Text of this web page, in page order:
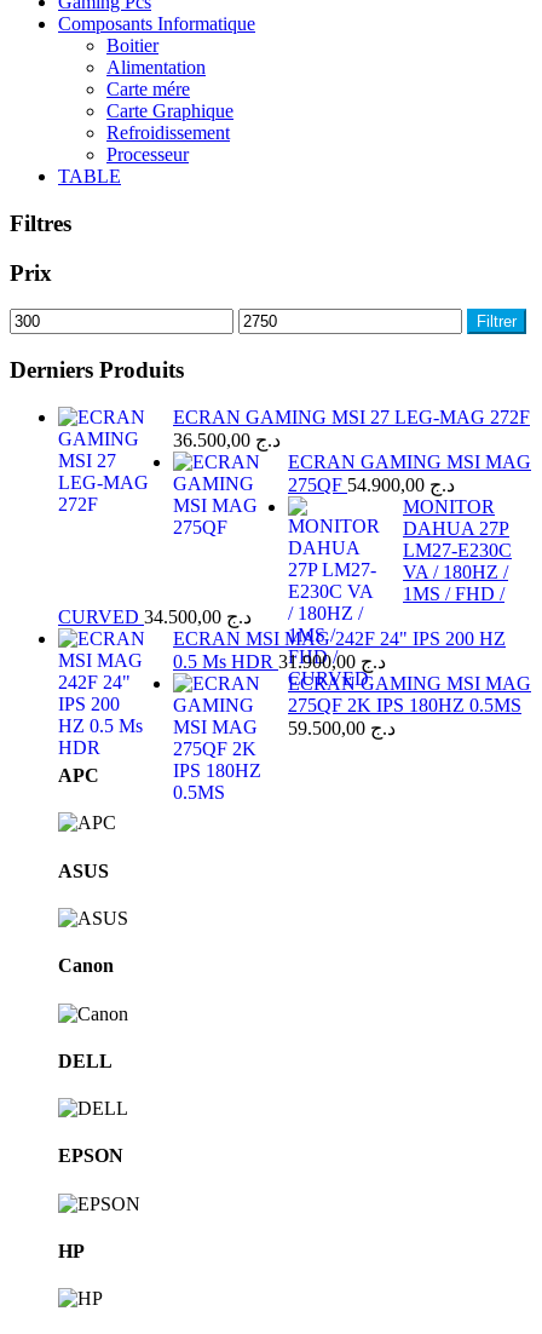
Composants Informatique
Boitier
Alimentation
Carte mére
Carte Graphique
Refroidissement
Processeur
TABLE
Filtres
Prix
Prix
min
Prix
max
Filtrer
Derniers Produits
ECRAN GAMING MSI 27 LEG-MAG 272F
د.ج
ECRAN GAMING MSI MAG
275QF
د.ج
MONITOR
DAHUA 27P
LM27-E230C
VA / 180HZ /
1MS / FHD /
CURVED
د.ج
ECRAN MSI MAG 242F 24" IPS 200 HZ
0.5 Ms HDR
د.ج
ECRAN GAMING MSI MAG
275QF 2K IPS 180HZ 0.5MS
د.ج
Brands
Carousel
APC
ASUS
Canon
DELL
EPSON
HP